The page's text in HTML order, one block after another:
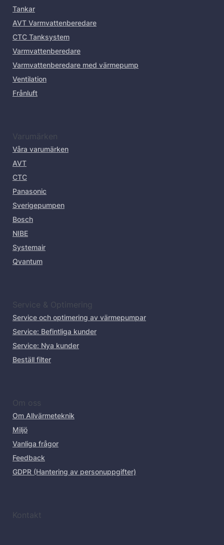
Tankar
AVT Varmvattenberedare
CTC Tanksystem
Varmvattenberedare
Varmvattenberedare med värmepump
Ventilation
Frånluft
Varumärken
Våra varumärken
AVT
CTC
Panasonic
Sverigepumpen
Bosch
NIBE
Systemair
Qvantum
Service & Optimering
Service och optimering av värmepumpar
Service: Befintliga kunder
Service: Nya kunder
Beställ filter
Om oss
Om Allvärmeteknik
Miljö
Vanliga frågor
Feedback
GDPR (Hantering av personuppgifter)
Kontakt